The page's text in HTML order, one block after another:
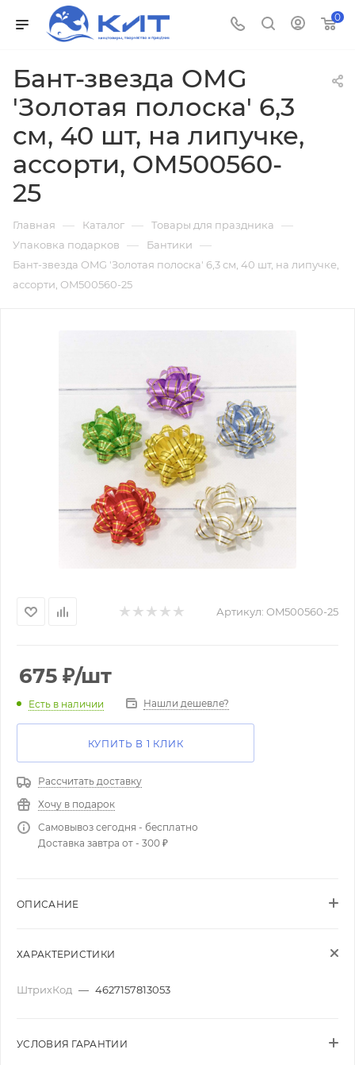
0
Бант-звезда OMG
'Золотая полоска' 6,3
см, 40 шт, на липучке,
ассорти, OM500560-
25
Главная — Каталог — Товары для праздника —
Упаковка подарков — Бантики —
Бант-звезда OMG 'Золотая полоска' 6,3 см, 40 шт, на липучке,
ассорти, OM500560-25
Артикул: OM500560-25
675 ₽/шт
Есть в наличии Нашли дешевле?
КУПИТЬ В 1 КЛИК
Рассчитать доставку
Хочу в подарок
Самовывоз сегодня - бесплатно
Доставка завтра от - 300 ₽
ОПИСАНИЕ
ХАРАКТЕРИСТИКИ
ШтрихКод — 4627157813053
УСЛОВИЯ ГАРАНТИИ